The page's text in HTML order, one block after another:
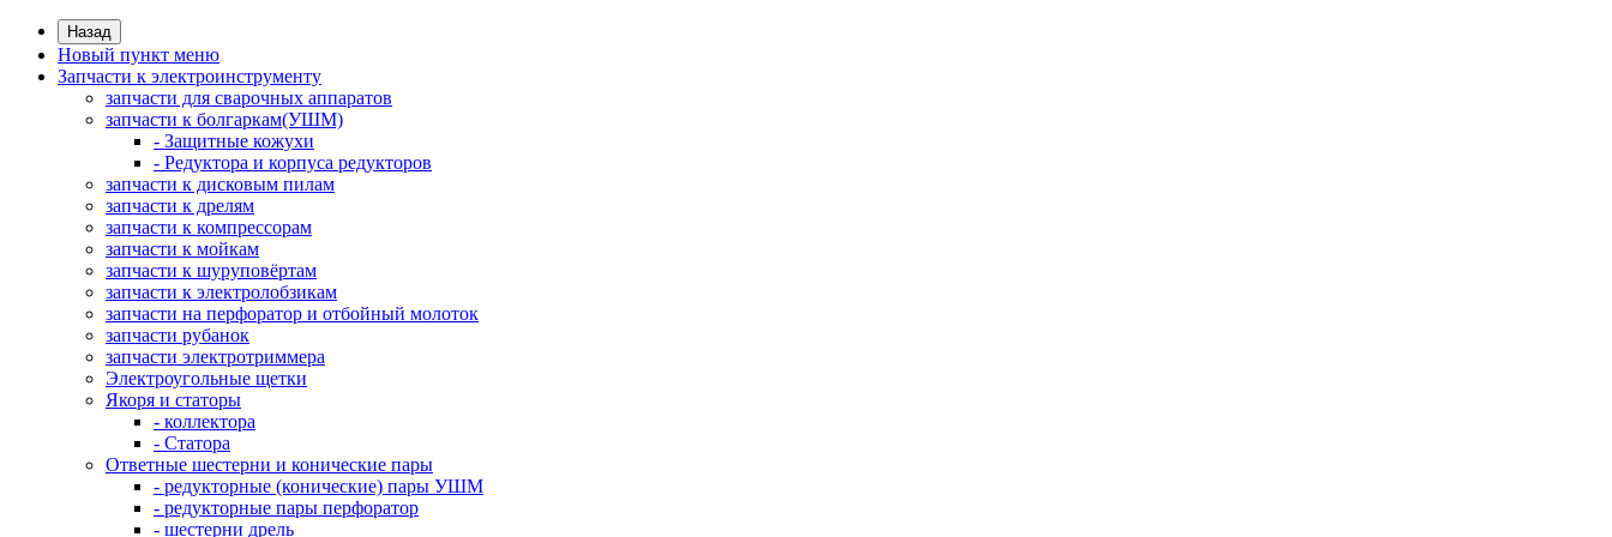
Назад
Новый пункт меню
Запчасти к электроинструменту
запчасти для сварочных аппаратов
запчасти к болгаркам(УШМ)
- Защитные кожухи
- Редуктора и корпуса редукторов
запчасти к дисковым пилам
запчасти к дрелям
запчасти к компрессорам
запчасти к мойкам
запчасти к шуруповёртам
запчасти к электролобзикам
запчасти на перфоратор и отбойный молоток
запчасти рубанок
запчасти электротриммера
Электроугольные щетки
Якоря и статоры
- коллектора
- Статора
Ответные шестерни и конические пары
- редукторные (конические) пары УШМ
- редукторные пары перфоратор
- шестерни дрель